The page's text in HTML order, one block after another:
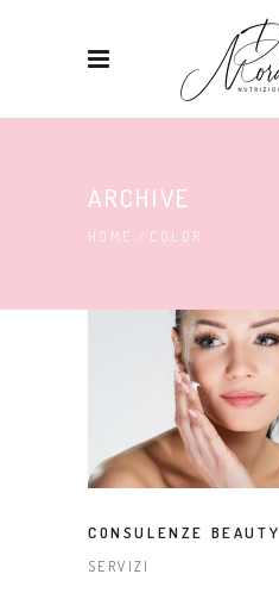
ARCHIVE
HOME / COLOR
CONSULENZE BEAUTY
SERVIZI